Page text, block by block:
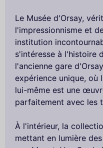
Le Musée d'Orsay,
l'impressionnisme et
institution
s'intéresse à l'histoire
l'ancienne gare
expérience unique,
lui-même est une
parfaitement avec les
À l'intérieur, la
mettant en lumière